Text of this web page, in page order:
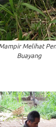
Melihat
Buayang